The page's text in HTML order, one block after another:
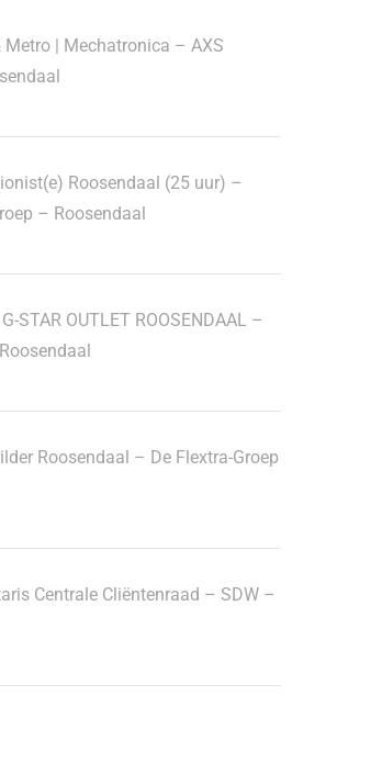
Metro | Mechatronica – AXS
Roosendaal (25 uur) –
– Roosendaal
STAR OUTLET ROOSENDAAL –
Roosendaal – De Flextra-Groep
Centrale Cliëntenraad – SDW –